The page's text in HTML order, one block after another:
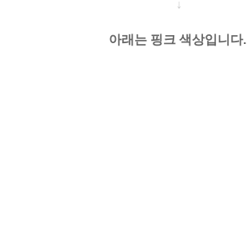
↓
아래는 핑크 색상입니다.